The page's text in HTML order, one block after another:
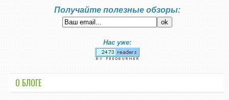
Получайте полезные обзоры:
Нас уже:
О БЛОГЕ